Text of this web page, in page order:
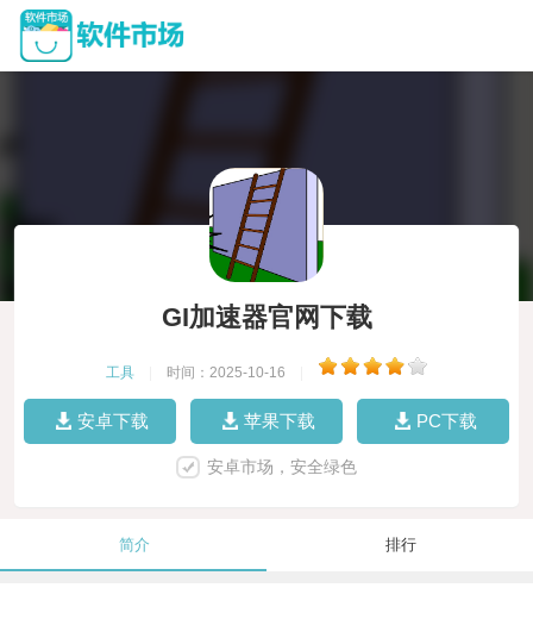
GI加速器官网下载
工具 时间：2025-10-16
安卓下载 苹果下载 PC下载
安卓市场，安全绿色
简介 排行